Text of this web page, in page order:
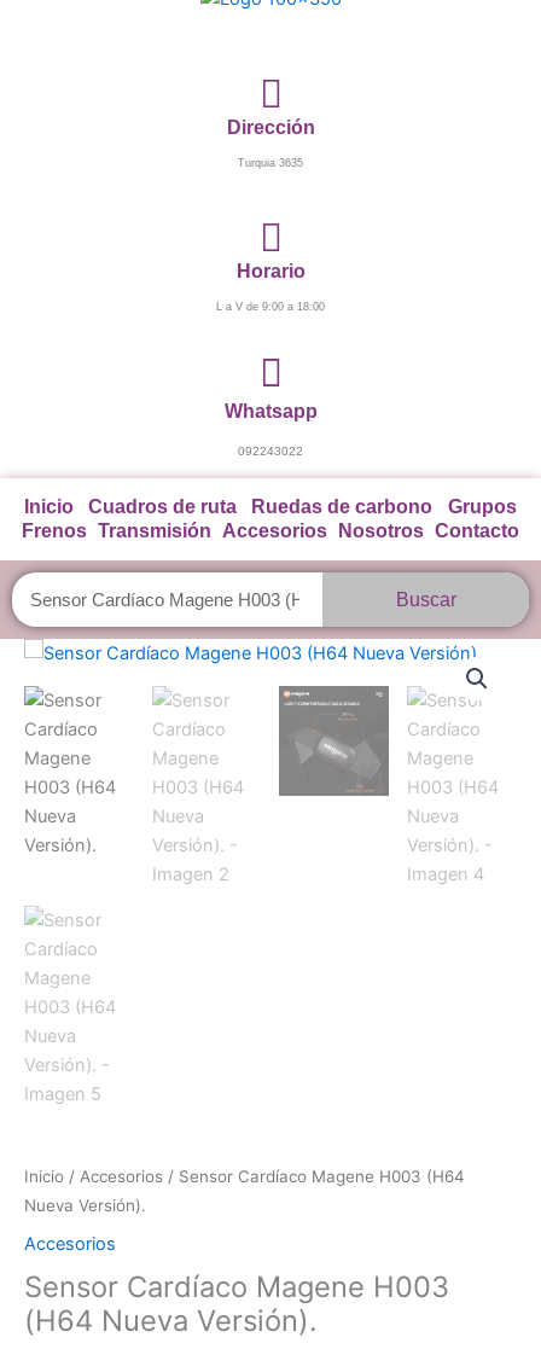
Dirección
Turquia 3635
Horario
L a V de 9:00 a 18:00
Whatsapp
092243022
Inicio Cuadros de ruta Ruedas de carbono
Grupos
Frenos Transmisión Accesorios Nosotros Contacto
Buscar
Buscar
Inicio / Accesorios / Sensor Cardíaco Magene H003 (H64
Nueva Versión).
Accesorios
Sensor Cardíaco Magene H003
(H64 Nueva Versión).
Sensor
Cardíaco
Magene
H003
(H64
Nueva
Versión).
cantidad